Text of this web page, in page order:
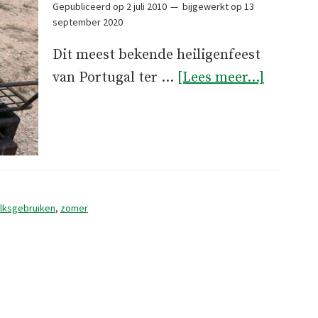
Gepubliceerd op 2 juli 2010 bijgewerkt op 13
september 2020
Dit meest bekende heiligenfeest
van Portugal ter … [Lees meer...]
, zomer